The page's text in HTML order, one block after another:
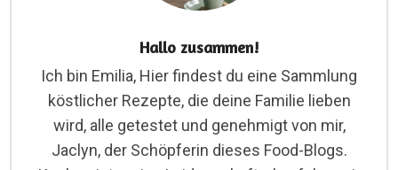
Hallo zusammen!
Ich bin Emilia, Hier findest du eine Sammlung
köstlicher Rezepte, die deine Familie lieben
wird, alle getestet und genehmigt von mir,
Jaclyn, der Schöpferin dieses Food-Blogs.